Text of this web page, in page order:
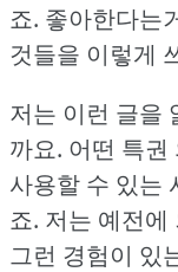
죠. 좋아한다는
것들을 이렇게
저는 이런 글을
까요. 어떤 특권
사용할 수 있는
죠. 저는 예전에
그런 경험이 있